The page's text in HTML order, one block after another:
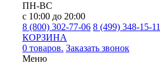
ПН-ВС
с 10:00 до 20:00
8 (800) 302-77-06 8 (499) 348-15-11
КОРЗИНА
0 товаров. Заказать звонок
Меню